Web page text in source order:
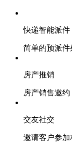
快递智能派件
简单的预派件
房产推销
房产销售邀约
交友社交
邀请客户参加